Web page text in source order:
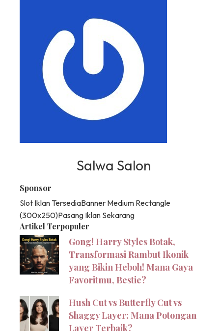
Salwa Salon
Sponsor
Slot Iklan TersediaBanner Medium Rectangle
(300x250)Pasang Iklan Sekarang
Artikel Terpopuler
Gong! Harry Styles Botak,
Transformasi Rambut Ikonik
yang Bikin Heboh! Mana Gaya
Favoritmu, Bestie?
Hush Cut vs Butterfly Cut vs
Shaggy Layer: Mana Potongan
Layer Terbaik?